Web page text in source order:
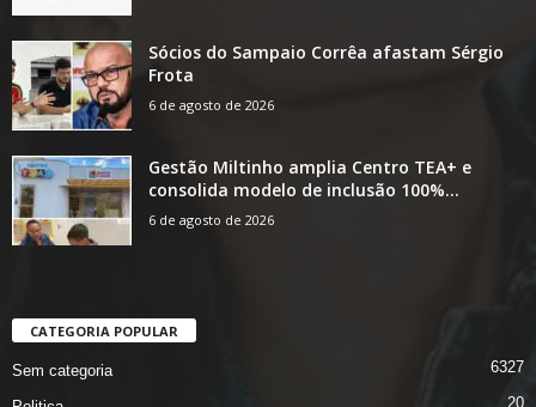
Sócios do Sampaio Corrêa afastam Sérgio
Frota
6 de agosto de 2026
Gestão Miltinho amplia Centro TEA+ e
consolida modelo de inclusão 100%...
6 de agosto de 2026
CATEGORIA POPULAR
Sem categoria 6327
20